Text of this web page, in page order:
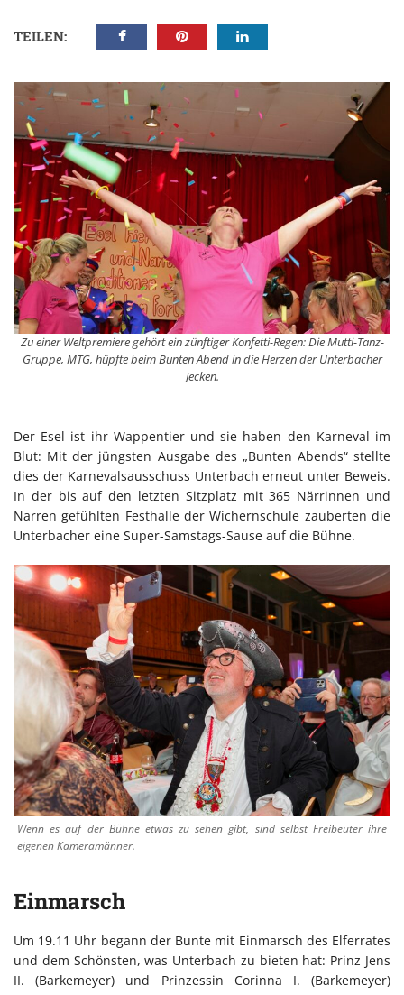
TEILEN:
Zu einer Weltpremiere gehört ein zünftiger Konfetti-Regen: Die Mutti-Tanz-
Gruppe, MTG, hüpfte beim Bunten Abend in die Herzen der Unterbacher
Jecken.
Der Esel ist ihr Wappentier und sie haben den Karneval im
Blut: Mit der jüngsten Ausgabe des „Bunten Abends“ stellte
dies der Karnevalsausschuss Unterbach erneut unter Beweis.
In der bis auf den letzten Sitzplatz mit 365 Närrinnen und
Narren gefühlten Festhalle der Wichernschule zauberten die
Unterbacher eine Super-Samstags-Sause auf die Bühne.
Wenn es auf der Bühne etwas zu sehen gibt, sind selbst Freibeuter ihre
eigenen Kameramänner.
Einmarsch
Um 19.11 Uhr begann der Bunte mit Einmarsch des Elferrates
und dem Schönsten, was Unterbach zu bieten hat: Prinz Jens
II. (Barkemeyer) und Prinzessin Corinna I. (Barkemeyer)